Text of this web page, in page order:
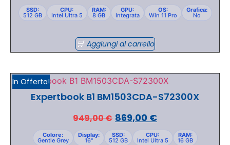
SSD:
512 GB
CPU:
Intel Ultra 5
RAM:
8 GB
GPU:
Integrata
OS:
Win 11 Pro
Grafica:
No
Aggiungi al carrello
In Offerta!
Expertbook B1 BM1503CDA-S72300X
949,00€ 869,00 €
Colore:
Gentle Grey
Display:
16"
SSD:
512 GB
CPU:
Intel Ultra 5
RAM:
16 GB